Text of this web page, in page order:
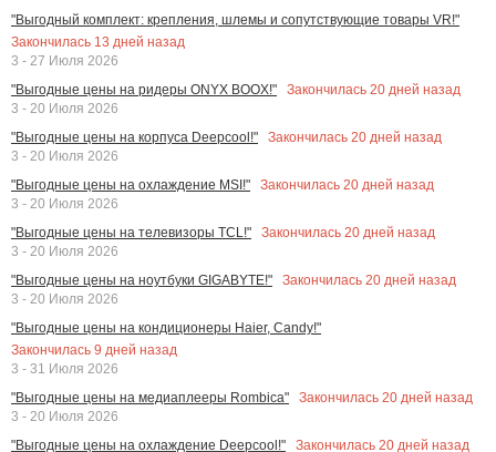
"Выгодный комплект: крепления, шлемы и сопутствующие товары VR!"
Закончилась 13 дней назад
3 - 27 Июля 2026
"Выгодные цены на ридеры ONYX BOOX!"
Закончилась 20 дней назад
3 - 20 Июля 2026
"Выгодные цены на корпуса Deepcool!"
Закончилась 20 дней назад
3 - 20 Июля 2026
"Выгодные цены на охлаждение MSI!"
Закончилась 20 дней назад
3 - 20 Июля 2026
"Выгодные цены на телевизоры TCL!"
Закончилась 20 дней назад
3 - 20 Июля 2026
"Выгодные цены на ноутбуки GIGABYTE!"
Закончилась 20 дней назад
3 - 20 Июля 2026
"Выгодные цены на кондиционеры Haier, Candy!"
Закончилась 9 дней назад
3 - 31 Июля 2026
"Выгодные цены на медиаплееры Rombica"
Закончилась 20 дней назад
3 - 20 Июля 2026
"Выгодные цены на охлаждение Deepcool!"
Закончилась 20 дней назад